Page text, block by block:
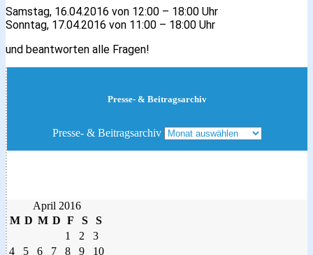
Samstag, 16.04.2016 von 12:00 – 18:00 Uhr
Sonntag, 17.04.2016 von 11:00 – 18:00 Uhr
und beantworten alle Fragen!
Presse- & Beitragsarchiv
Presse- & Beitragsarchiv
April 2016
M D M D F S
S
1
2
3
4
5 6 7 8 9 10